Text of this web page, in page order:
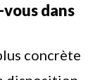
dans
concrète